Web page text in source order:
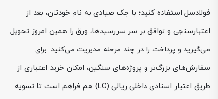
فولادسل استفاده کنید؛ با چک صیادی به نام خودتان، بعد از
اعتبارسنجی و توافق بر سر سررسیدها، ورق را همین امروز تحویل
می‌گیرید و پرداخت را در چند مرحله مدیریت می‌کنید. برای
سفارش‌های بزرگ‌تر و پروژه‌های سنگین، امکان خرید اعتباری از
طریق اعتبار اسنادی داخلی ریالی (LC) هم فراهم است تا تسویه